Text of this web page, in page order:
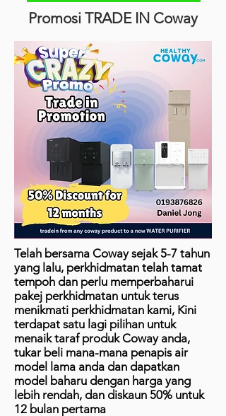
Promosi TRADE IN Coway
Telah bersama Coway sejak 5-7 tahun
yang lalu, perkhidmatan telah tamat
tempoh dan perlu memperbaharui
pakej perkhidmatan untuk terus
menikmati perkhidmatan kami, Kini
terdapat satu lagi pilihan untuk
menaik taraf produk Coway anda,
tukar beli mana-mana penapis air
model lama anda dan dapatkan
model baharu dengan harga yang
lebih rendah, dan diskaun 50% untuk
12 bulan pertama